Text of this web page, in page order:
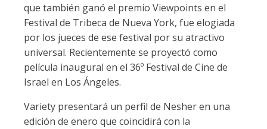
que también ganó el premio Viewpoints en el
Festival de Tribeca de Nueva York, fue elogiada
por los jueces de ese festival por su atractivo
universal. Recientemente se proyectó como
película inaugural en el 36º Festival de Cine de
Israel en Los Ángeles.
Variety presentará un perfil de Nesher en una
edición de enero que coincidirá con la